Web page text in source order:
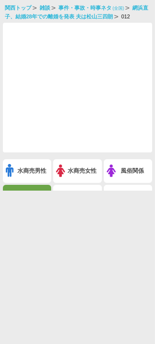
関西トップ 雑談 事件・事故・時事ネタ (全国) 網浜直
子、結婚28年での離婚を発表 夫は松山三四朗 012
水商売男性 水商売女性 風俗関係